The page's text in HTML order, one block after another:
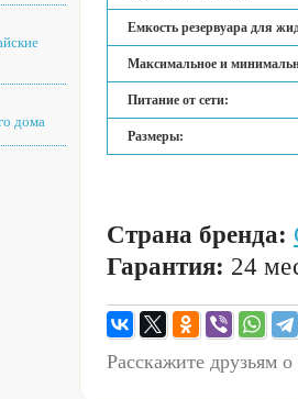
дома
Емкость резервуара для
Максимальное и
Питание от сети:
Размеры:
Страна бренда:
Гарантия: 24
Расскажите друзьям